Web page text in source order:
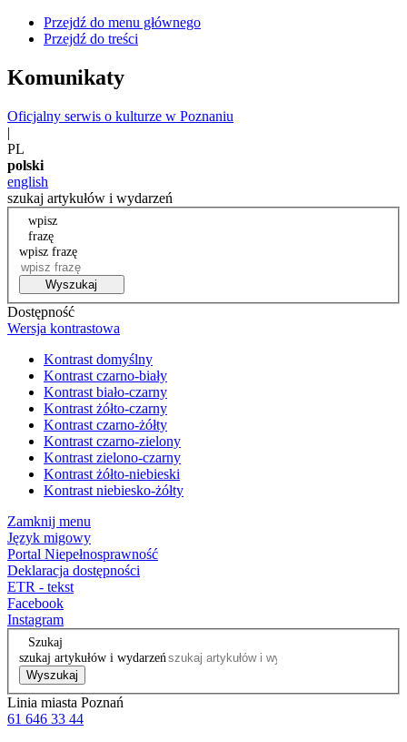
Przejdź do menu głównego
Przejdź do treści
Komunikaty
Oficjalny serwis o kulturze w Poznaniu
|
PL
polski
english
szukaj artykułów i wydarzeń
wpisz
frazę
wpisz frazę
Wyszukaj
Dostępność
Wersja kontrastowa
Kontrast domyślny
Kontrast czarno-biały
Kontrast biało-czarny
Kontrast żółto-czarny
Kontrast czarno-żółty
Kontrast czarno-zielony
Kontrast zielono-czarny
Kontrast żółto-niebieski
Kontrast niebiesko-żółty
Zamknij menu
Język migowy
Portal Niepełnosprawność
Deklaracja dostępności
ETR - tekst
Facebook
Instagram
Szukaj
szukaj artykułów i wydarzeń
Wyszukaj
Linia miasta Poznań
61 646 33 44